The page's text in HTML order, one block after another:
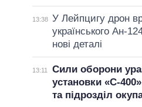
13:38 У Лейпцигу дрон
українського Ан-
нові деталі
13:11
Сили оборони
установки «С-
та підрозділ